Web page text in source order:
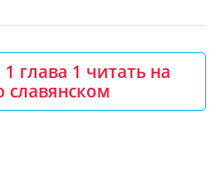
глава 1 читать на
славянском